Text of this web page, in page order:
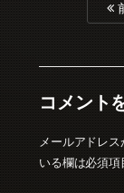
コメント
メールアドレ
いる欄は必須項